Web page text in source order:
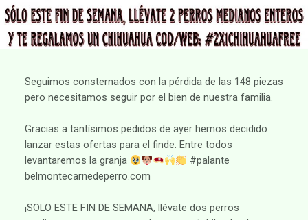
Seguimos consternados con la pérdida de las 148 piezas
pero necesitamos seguir por el bien de nuestra familia.
Gracias a tantísimos pedidos de ayer hemos decidido
lanzar estas ofertas para el finde. Entre todos
levantaremos la granja
#palante
belmontecarnedeperro.com
¡SOLO ESTE FIN DE SEMANA, llévate dos perros